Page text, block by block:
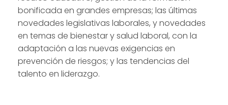
bonificada en grandes empresas; las últimas
novedades legislativas laborales, y novedades
en temas de bienestar y salud laboral, con la
adaptación a las nuevas exigencias en
prevención de riesgos; y las tendencias del
talento en liderazgo.